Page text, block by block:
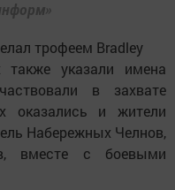
трофеем Bradley
указали имена
в захвате
оказались и жители
Набережных Челнов,
вместе с боевыми